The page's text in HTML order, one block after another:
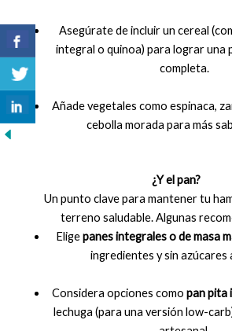
Asegúrate de incluir un cereal
integral o quinoa) para lograr una
completa.
Añade vegetales como espinaca,
cebolla morada para más
¿Y el pan?
Un punto clave para mantener tu
terreno saludable. Algunas
Eligepanes integrales o de masa
ingredientes y sin azúcares
Considera opciones como pan pita
lechuga (para una versión low-